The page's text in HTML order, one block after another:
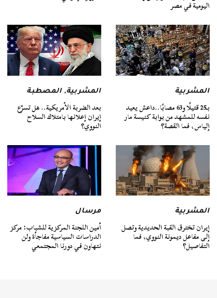
اليومية في مصر
المشربية
بـ25 قتيلًا و63 مصابًا..داعش يعيد
نفسه للمشهد من بوابة كنيسة مار
إلياس، فما القصة؟
المشربية,المصطبة
بعد الضربة الأمريكية.. هل تسرّع
إيران إعلانها بامتلاك السلاح
النووي؟
المشربية
إيران تخترق القبة الحديدية وتصل
إلى مفاعل ديمونة النووي، فما
التفاصيل؟
مرسال
أمين اللجنة المركزية للشباب: مركز
الدراسات السياسية مفاجأة ولن
نتهاون في دورنا المجتمعي